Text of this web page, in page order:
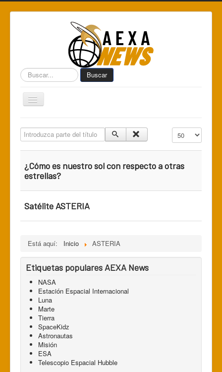
Buscar... Buscar
Toggle
Navigation
Centro de Informática AEXA
AEXA México
AEXA USA
Space Kidz
Introduzca parte del título Cantidad a
¿Cómo es nuestro sol con respecto a otras
estrellas?
Satélite ASTERIA
Está aquí: Inicio ASTERIA
Etiquetas populares AEXA News
NASA
Estación Espacial Internacional
Luna
Marte
Tierra
SpaceKidz
Astronautas
Misión
ESA
Telescopio Espacial Hubble